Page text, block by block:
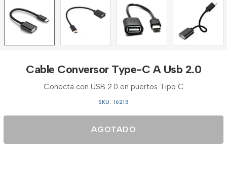
Cable Conversor Type-C A Usb 2.0
Conecta con USB 2.0 en puertos Tipo C
SKU: 16213
AGOTADO